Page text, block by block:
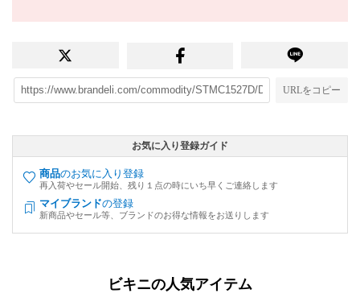
URLをコピー
お気に入り登録ガイド
商品のお気に入り登録
再入荷やセール開始、残り１点の時にいち早くご連絡します
マイブランドの登録
新商品やセール等、ブランドのお得な情報をお送りします
ビキニの人気アイテム